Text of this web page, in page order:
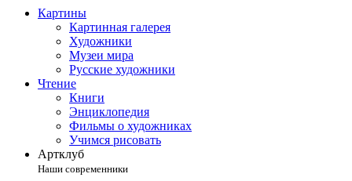
Картины
Картинная галерея
Художники
Музеи мира
Русские художники
Чтение
Книги
Энциклопедия
Фильмы о художниках
Учимся рисовать
Артклуб
Наши современники